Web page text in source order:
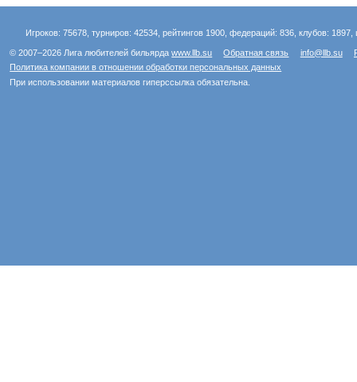
Игроков: 75678, турниров: 42534, рейтингов 1900, федераций: 836, клубов:
© 2007–2026 Лига любителей бильярдаwww.llb.su Обратная связь info@llb.su
Политика компании в отношении обработки персональных данных
При использовании материалов гиперссылка обязательна.